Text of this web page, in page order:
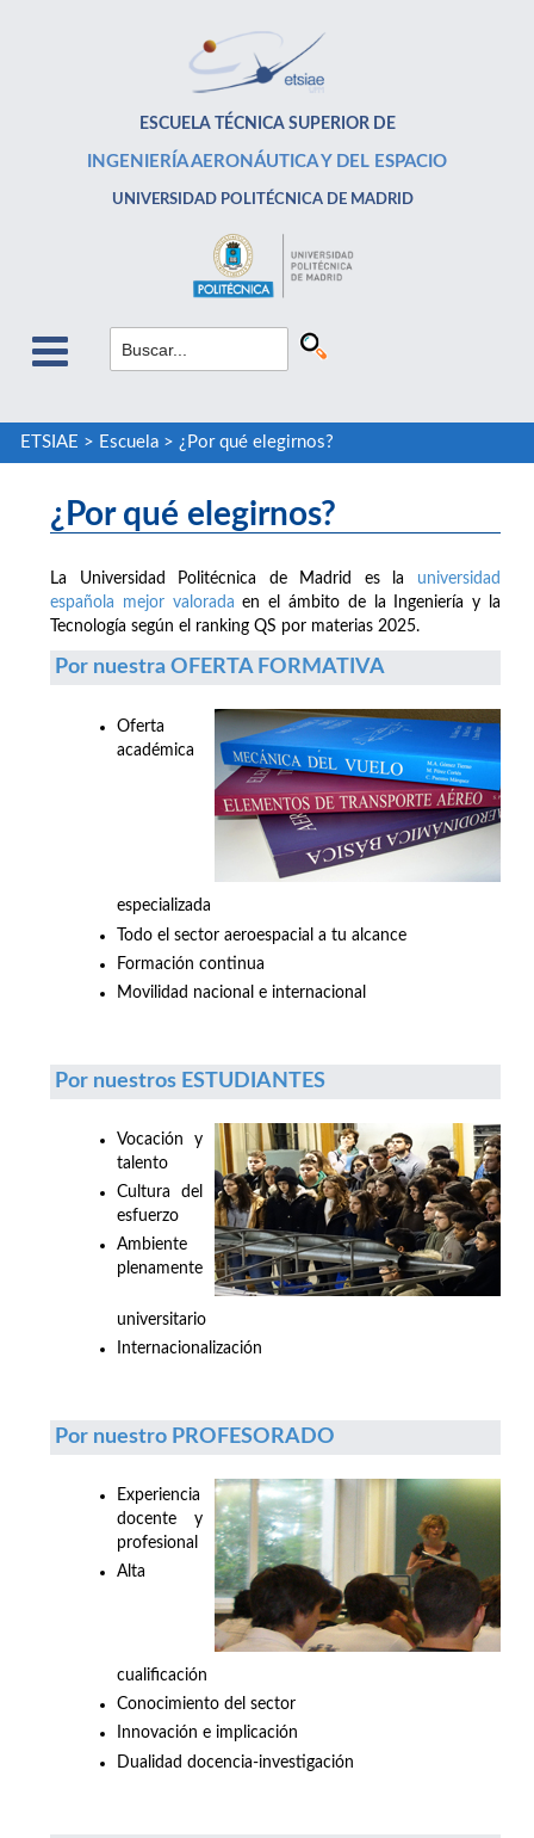
ESCUELA TÉCNICA SUPERIOR DE
INGENIERÍA AERONÁUTICA Y DEL ESPACIO
UNIVERSIDAD POLITÉCNICA DE MADRID
ETSIAE > Escuela> ¿Por qué elegirnos?
¿Por qué elegirnos?
La Universidad Politécnica de Madrid es la universidad
española mejor valorada en el ámbito de la Ingeniería y la
Tecnología según el ranking QS por materias 2025.
Por nuestra OFERTA FORMATIVA
Oferta
académica
especializada
Todo el sector aeroespacial a tu alcance
Formación continua
Movilidad nacional e internacional
Por nuestros ESTUDIANTES
Vocación y
talento
Cultura del
esfuerzo
Ambiente
plenamente
universitario
Internacionalización
Por nuestro PROFESORADO
Experiencia
docente y
profesional
Alta
cualificación
Conocimiento del sector
Innovación e implicación
Dualidad docencia-investigación